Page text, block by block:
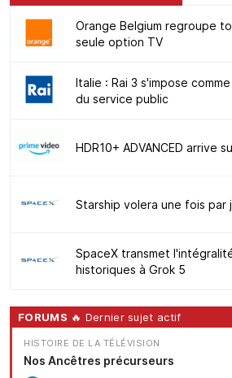
Orange Belgium regroupe
seule option TV
Italie : Rai 3 s'impose
du service public
HDR10+ ADVANCED arrive
Starship volera une fois par
SpaceX transmet
historiques à Grok 5
FORUMS 🔥 Dernier sujet actif
HISTOIRE DE LA TÉLÉVISION
Nos Ancêtres précurseurs